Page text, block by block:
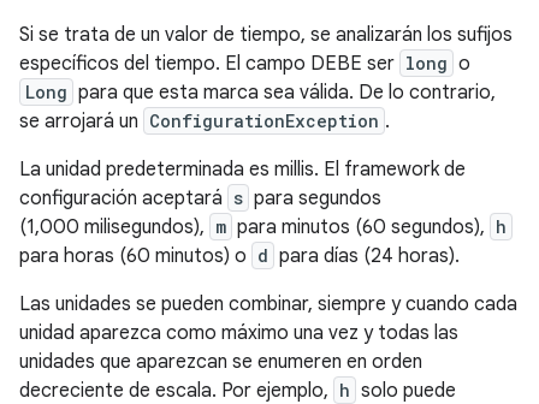
Si se trata de un valor de tiempo, se analizarán los sufijos
específicos del tiempo. El campo DEBE ser long o
Long para que esta marca sea válida. De lo contrario,
se arrojará un ConfigurationException .
La unidad predeterminada es millis. El framework de
configuración aceptará s para segundos
(1,000 milisegundos), m para minutos (60 segundos), h
para horas (60 minutos) o d para días (24 horas).
Las unidades se pueden combinar, siempre y cuando cada
unidad aparezca como máximo una vez y todas las
unidades que aparezcan se enumeren en orden
decreciente de escala. Por ejemplo, h solo puede